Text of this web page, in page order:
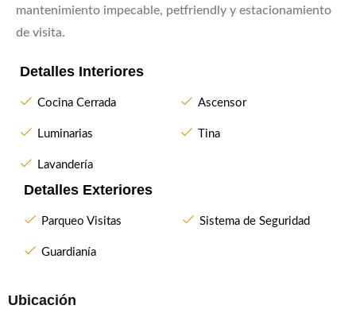
mantenimiento impecable, petfriendly y estacionamiento
de visita.
Detalles Interiores
Cocina Cerrada Ascensor
Luminarias Tina
Lavandería
Detalles Exteriores
Parqueo Visitas Sistema de Seguridad
Guardianía
Ubicación